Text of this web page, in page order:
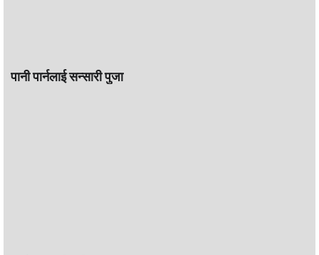
पानी पार्नलाई सन्सारी पुजा